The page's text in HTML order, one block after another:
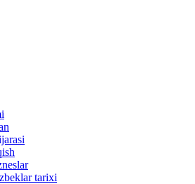
tarixi